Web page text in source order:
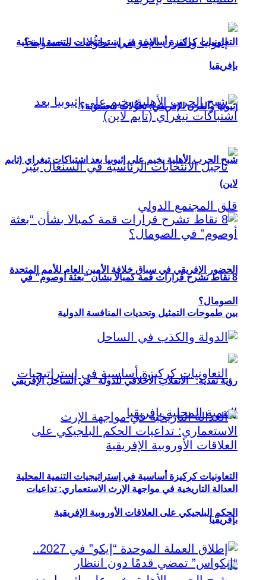
إثيوبيا والقرن الإفريقي: تحوُّلات محسوبة؟
الحضور الإفريقي في سباق خلافة الأمين العام للأمم المتحدة
بين طموحات التمثيل وتحديات المنافسة الدولية
التعاونيات كركيزة أساسية في إستراتيجيات التنمية المحلية
بإفريقيا
التعاونيات كركيزة أساسية في إستراتيجيات التنمية المحلية
بإفريقيا
شبح الحرب الأهلية يخيم على إثيوبيا بعد اشتباكات تيغراي (تايم
لاين)
8 نقاط تشرح قرارات قمة كمبالا بشأن “بعثة أوصوم” في
الصومال؟
رؤية نقدية: “الانقلاب الأخلاقي للدولة” في الساحل الإفريقي
العدالة التاريخية في مواجهة الإرث الاستعماري: تداعيات
الحكم البلجيكي على العلاقات الأوروبية الإفريقية